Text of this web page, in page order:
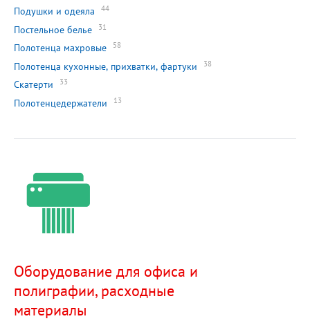
Подушки и одеяла 44
Постельное белье 31
Полотенца махровые 58
Полотенца кухонные, прихватки, фартуки 38
Скатерти 33
Полотенцедержатели 13
Оборудование для офиса и
полиграфии, расходные
материалы